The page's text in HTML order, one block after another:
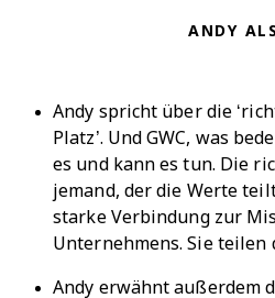
ANDY
Andy spricht über die
Platz’. Und GWC, was
es und kann es tun. Die
jemand, der die Werte
starke Verbindung zur
Unternehmens. Sie teilen
Andy erwähnt außerdem